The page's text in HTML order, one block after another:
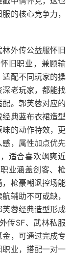
的核心竞争力，
外传公益服怀旧
旧职业，兼顾输
配不同玩家的操
老玩家，都能找
。郭芙蓉对应的
典蓝布衣裙造型
的动作特效，更
，属性加点优先
适合喜欢飒爽近
业涵盖剑客、枪
枪豪嘲讽控场能
辅助不可或缺，
蓉经典造型形成
传SF、武林私服
，可通过完成专
业，搭配一对一